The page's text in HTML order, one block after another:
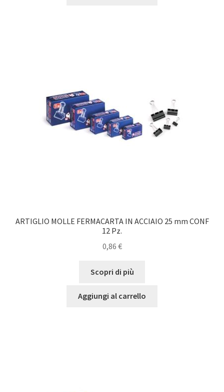
ARTIGLIO MOLLE FERMACARTA IN ACCIAIO 25 mm CONF
12 Pz.
0,86 €
Scopri di più
Aggiungi al carrello